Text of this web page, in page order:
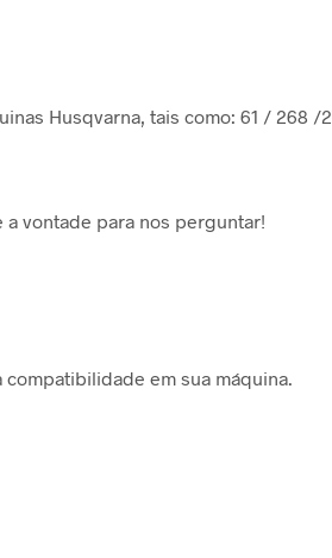
Husqvarna, tais como: 61 / 268 /
vontade para nos perguntar!
em sua máquina.